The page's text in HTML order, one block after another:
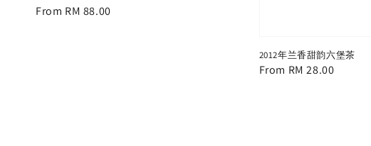
Regular
From RM 88.00
2012年兰香甜韵六堡茶
Regular
From RM 28.00